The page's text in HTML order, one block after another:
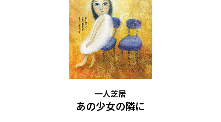
一人芝居
あの少女の隣に